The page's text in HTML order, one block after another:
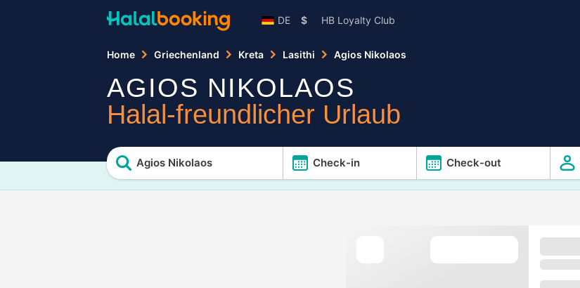
DE $ HB Loyalty Club
Home Griechenland Kreta Lasithi Agios Nikolaos
AGIOS NIKOLAOS
Halal-freundlicher Urlaub
Agios Nikolaos Check-in Check-out